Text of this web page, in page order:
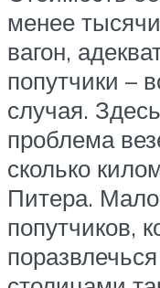
менее
вагон,
попутчики –
случая.
проблема
сколько
Питера.
попутчиков,